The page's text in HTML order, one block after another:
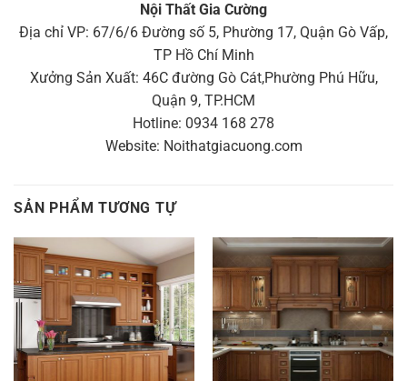
Nội Thất Gia Cường
Địa chỉ VP: 67/6/6 Đường số 5, Phường 17, Quận Gò Vấp,
TP Hồ Chí Minh
Xưởng Sản Xuất: 46C đường Gò Cát,Phường Phú Hữu,
Quận 9, TP.HCM
Hotline: 0934 168 278
Website: Noithatgiacuong.com
SẢN PHẨM TƯƠNG TỰ